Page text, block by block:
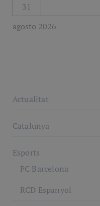
agosto 2026
31
Actualitat
Catalunya
Esports
FC Barcelona
RCD Espanyol